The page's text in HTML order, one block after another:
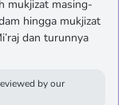
mukjizat masing-
hingga mukjizat
dan turunnya
by our